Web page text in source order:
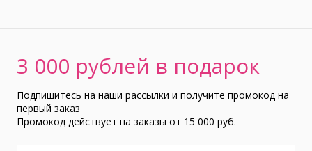
3 000 рублей в подарок
Подпишитесь на наши рассылки и получите промокод на
первый заказ
Промокод действует на заказы от 15 000 руб.